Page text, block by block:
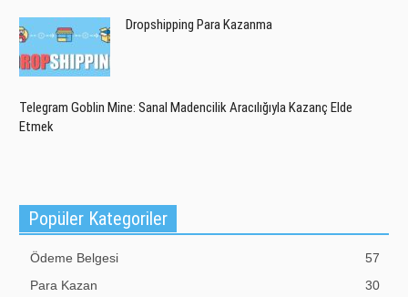
Dropshipping Para Kazanma
Telegram Goblin Mine: Sanal Madencilik Aracılığıyla Kazanç Elde
Etmek
Popüler Kategoriler
Ödeme Belgesi
57
Para Kazan
30